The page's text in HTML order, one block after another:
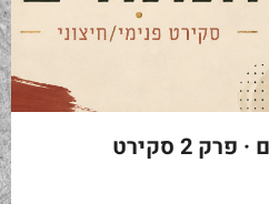
אנציקלופדיית הנתחים · פרק 2 סקירט